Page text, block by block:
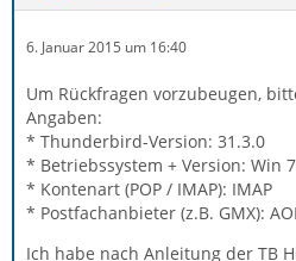
6. Januar 2015 um 16:40
Um Rückfragen vorzubeugen,
Angaben:
* Thunderbird-Version: 31.3.0
* Betriebssystem + Version: Win
* Kontenart (POP / IMAP): IMAP
* Postfachanbieter (z.B. GMX):
Ich habe nach Anleitung der TB